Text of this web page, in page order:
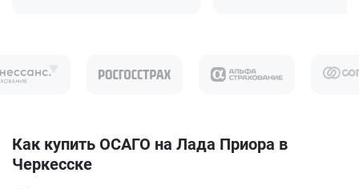
Как купить ОСАГО на Лада Приора в
Черкесске